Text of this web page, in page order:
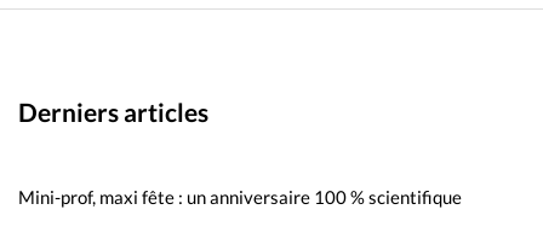
Derniers articles
Mini-prof, maxi fête : un anniversaire 100 % scientifique